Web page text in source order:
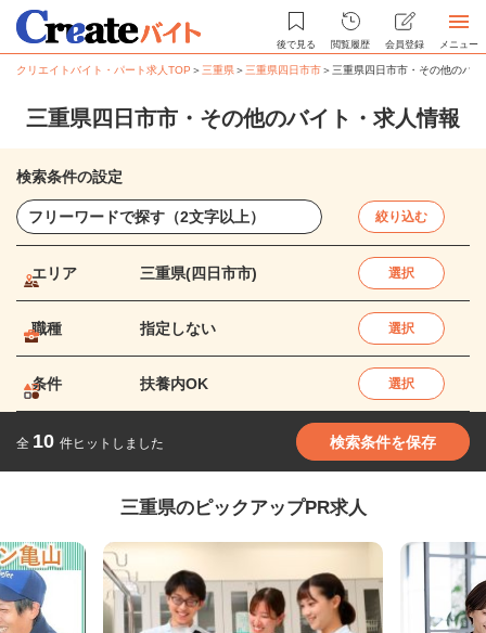
後で見る 閲覧履歴 会員登録 メニュー
クリエイトバイト・パート求人TOP ＞ 三重県＞ 三重県四日市市＞ 三重県四日市市・その他のバ
三重県四日市市・その他のバイト・求人情報
検索条件の設定
絞り込む
エリア 三重県(四日市市) 選択
職種 指定しない 選択
条件 扶養内OK 選択
全 10 件ヒットしました 検索条件を保存
三重県のピックアップPR求人